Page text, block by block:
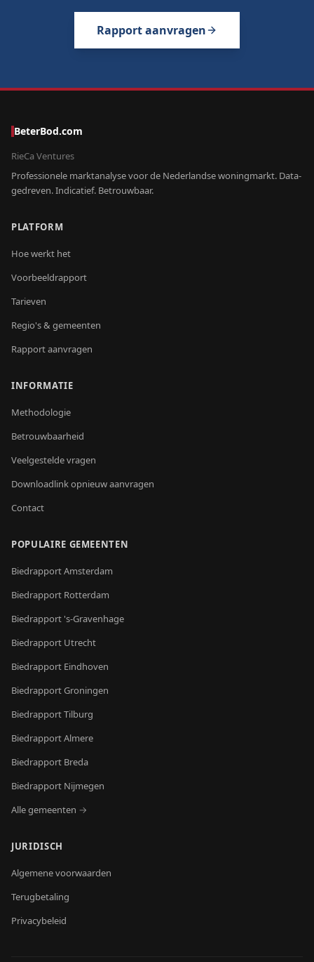
Rapport aanvragen
BeterBod.com
RieCa Ventures
Professionele marktanalyse voor de Nederlandse woningmarkt. Data-
gedreven. Indicatief. Betrouwbaar.
PLATFORM
Hoe werkt het
Voorbeeldrapport
Tarieven
Regio's & gemeenten
Rapport aanvragen
INFORMATIE
Methodologie
Betrouwbaarheid
Veelgestelde vragen
Downloadlink opnieuw aanvragen
Contact
POPULAIRE GEMEENTEN
BiedrapportAmsterdam
Biedrapport Rotterdam
Biedrapport 's-Gravenhage
Biedrapport Utrecht
Biedrapport Eindhoven
BiedrapportGroningen
BiedrapportTilburg
BiedrapportAlmere
Biedrapport Breda
Biedrapport Nijmegen
Alle gemeenten →
JURIDISCH
Algemene voorwaarden
Terugbetaling
Privacybeleid